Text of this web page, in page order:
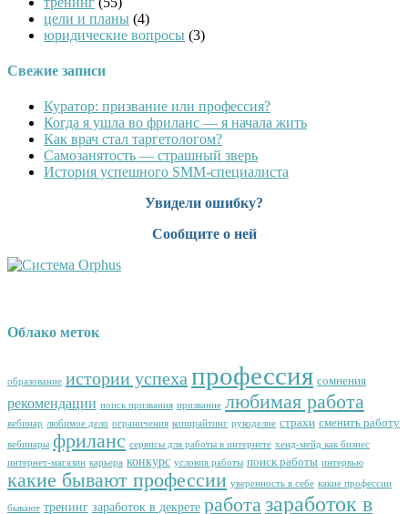
цели и планы (4)
юридические вопросы (3)
Свежие записи
Куратор: призвание или профессия?
Когда я ушла во фриланс — я начала жить
Как врач стал таргетологом?
Cамозанятость — страшный зверь
История успешного SMM-специалиста
Увидели ошибку?
Сообщите о ней
Облако меток
образование истории успеха профессия сомнения
рекомендации поиск призвания призвание любимая работа
вебинар любимое дело ограничения копирайтинг рукоделие страхи сменить работу
вебинары фриланс сервисы для работы в интернете хенд-мейд как бизнес
интернет-магазин карьера конкурс условия работы поиск работы интервью
какие бывают профессии уверенность в себе какие профессии
бывают тренинг заработок в декрете работа заработок в